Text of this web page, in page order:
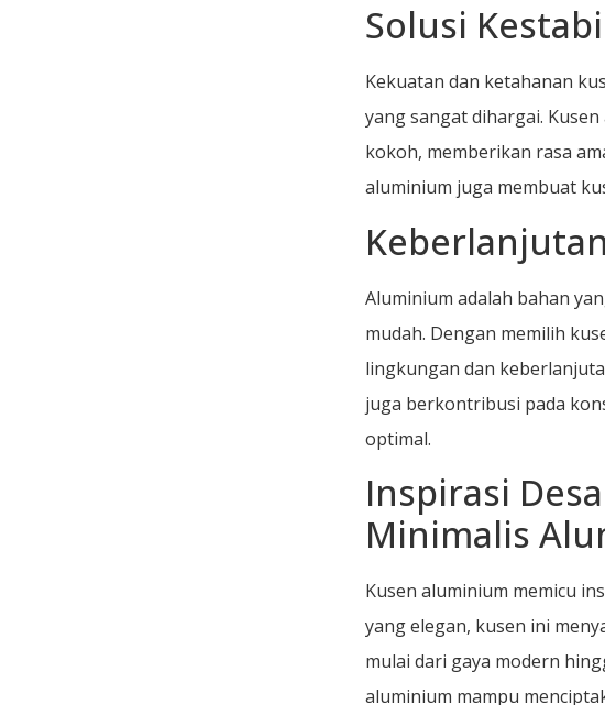
Solusi
Kekuatan dan ketahanan
yang sangat dihargai.
kokoh, memberikan rasa
aluminium juga membuat
Aluminium adalah bahan
mudah. Dengan memilih
lingkungan dan
juga berkontribusi pada
optimal.
Inspirasi
Minimalis
Kusen aluminium memicu
yang elegan, kusen ini
mulai dari gaya modern
aluminium mampu